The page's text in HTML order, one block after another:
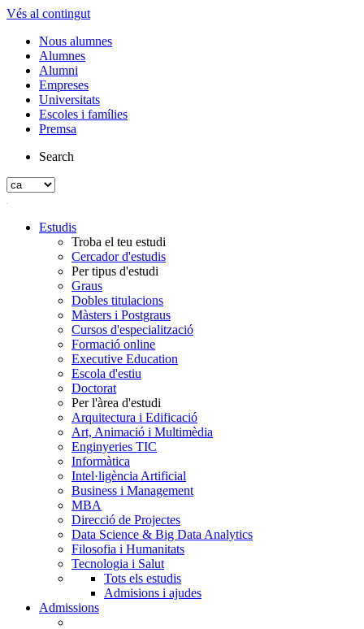
Vés al contingut
Nous alumnes
Alumnes
Alumni
Empreses
Universitats
Escoles i famílies
Premsa
Search
Estudis
Troba el teu estudi
Cercador d'estudis
Per tipus d'estudi
Graus
Dobles titulacions
Màsters i Postgraus
Cursos d'especialització
Formació online
Executive Education
Escola d'estiu
Doctorat
Per l'àrea d'estudi
Arquitectura i Edificació
Art, Animació i Multimèdia
Enginyeries TIC
Informàtica
Intel·ligència Artificial
Business i Management
MBA
Direcció de Projectes
Data Science & Big Data Analytics
Filosofia i Humanitats
Tecnologia i Salut
Tots els estudis
Admisions i ajudes
Admissions